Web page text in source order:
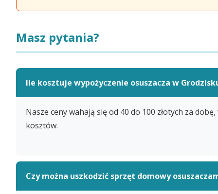
Masz pytania?
Ile kosztuje wypożyczenie osuszacza w
Nasze ceny wahają się od 40 do 100 złotych za
kosztów.
Czy można uszkodzić sprzęt domowy